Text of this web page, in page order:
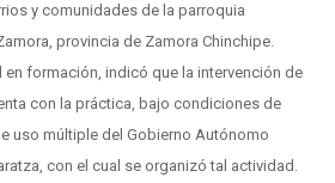
y comunidades de la parroquia
provincia de Zamora Chinchipe.
formación, indicó que la intervención de
con la práctica, bajo condiciones de
uso múltiple del Gobierno Autónomo
con el cual se organizó tal actividad.